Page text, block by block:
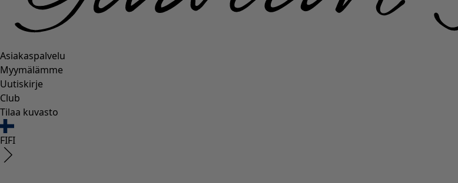
Asiakaspalvelu
Myymälämme
Uutiskirje
Club
Tilaa kuvasto
FIFI